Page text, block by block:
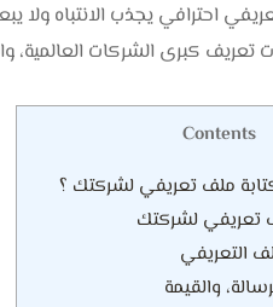
احترافي يجذب الانتباه ولا
تعريف كبرى الشركات
Contents
كتابة ملف تعريفي لشركتك ؟
تعريفي لشركتك
التعريفي
والقيمة